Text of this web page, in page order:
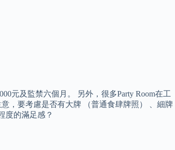
元及監禁六個月。 另外，很多Party Room在工
，要考慮是否有大牌 （普通食肆牌照） 、細牌
度的滿足感？